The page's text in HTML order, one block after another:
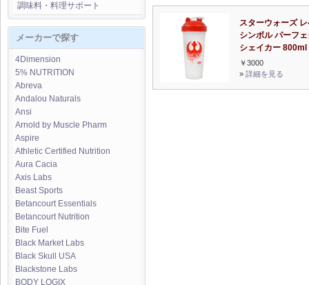
調味料・料理サポート
メーカーで探す
4Dimension
5% NUTRITION
Abreva
Andalou Naturals
Ansi
Arnold by Muscle Pharm
Aspire
Athletic Certified Nutrition
Aura Cacia
Axis Labs
Beast Sports
Betancourt Essentials
Betancourt Nutrition
Bite Fuel
Black Market Labs
Black Skull USA
Blackstone Labs
BODY LOGIX
スターウォーズ
シンボル パーフ
シェイカー 800ml
￥3000
» 詳細を見る